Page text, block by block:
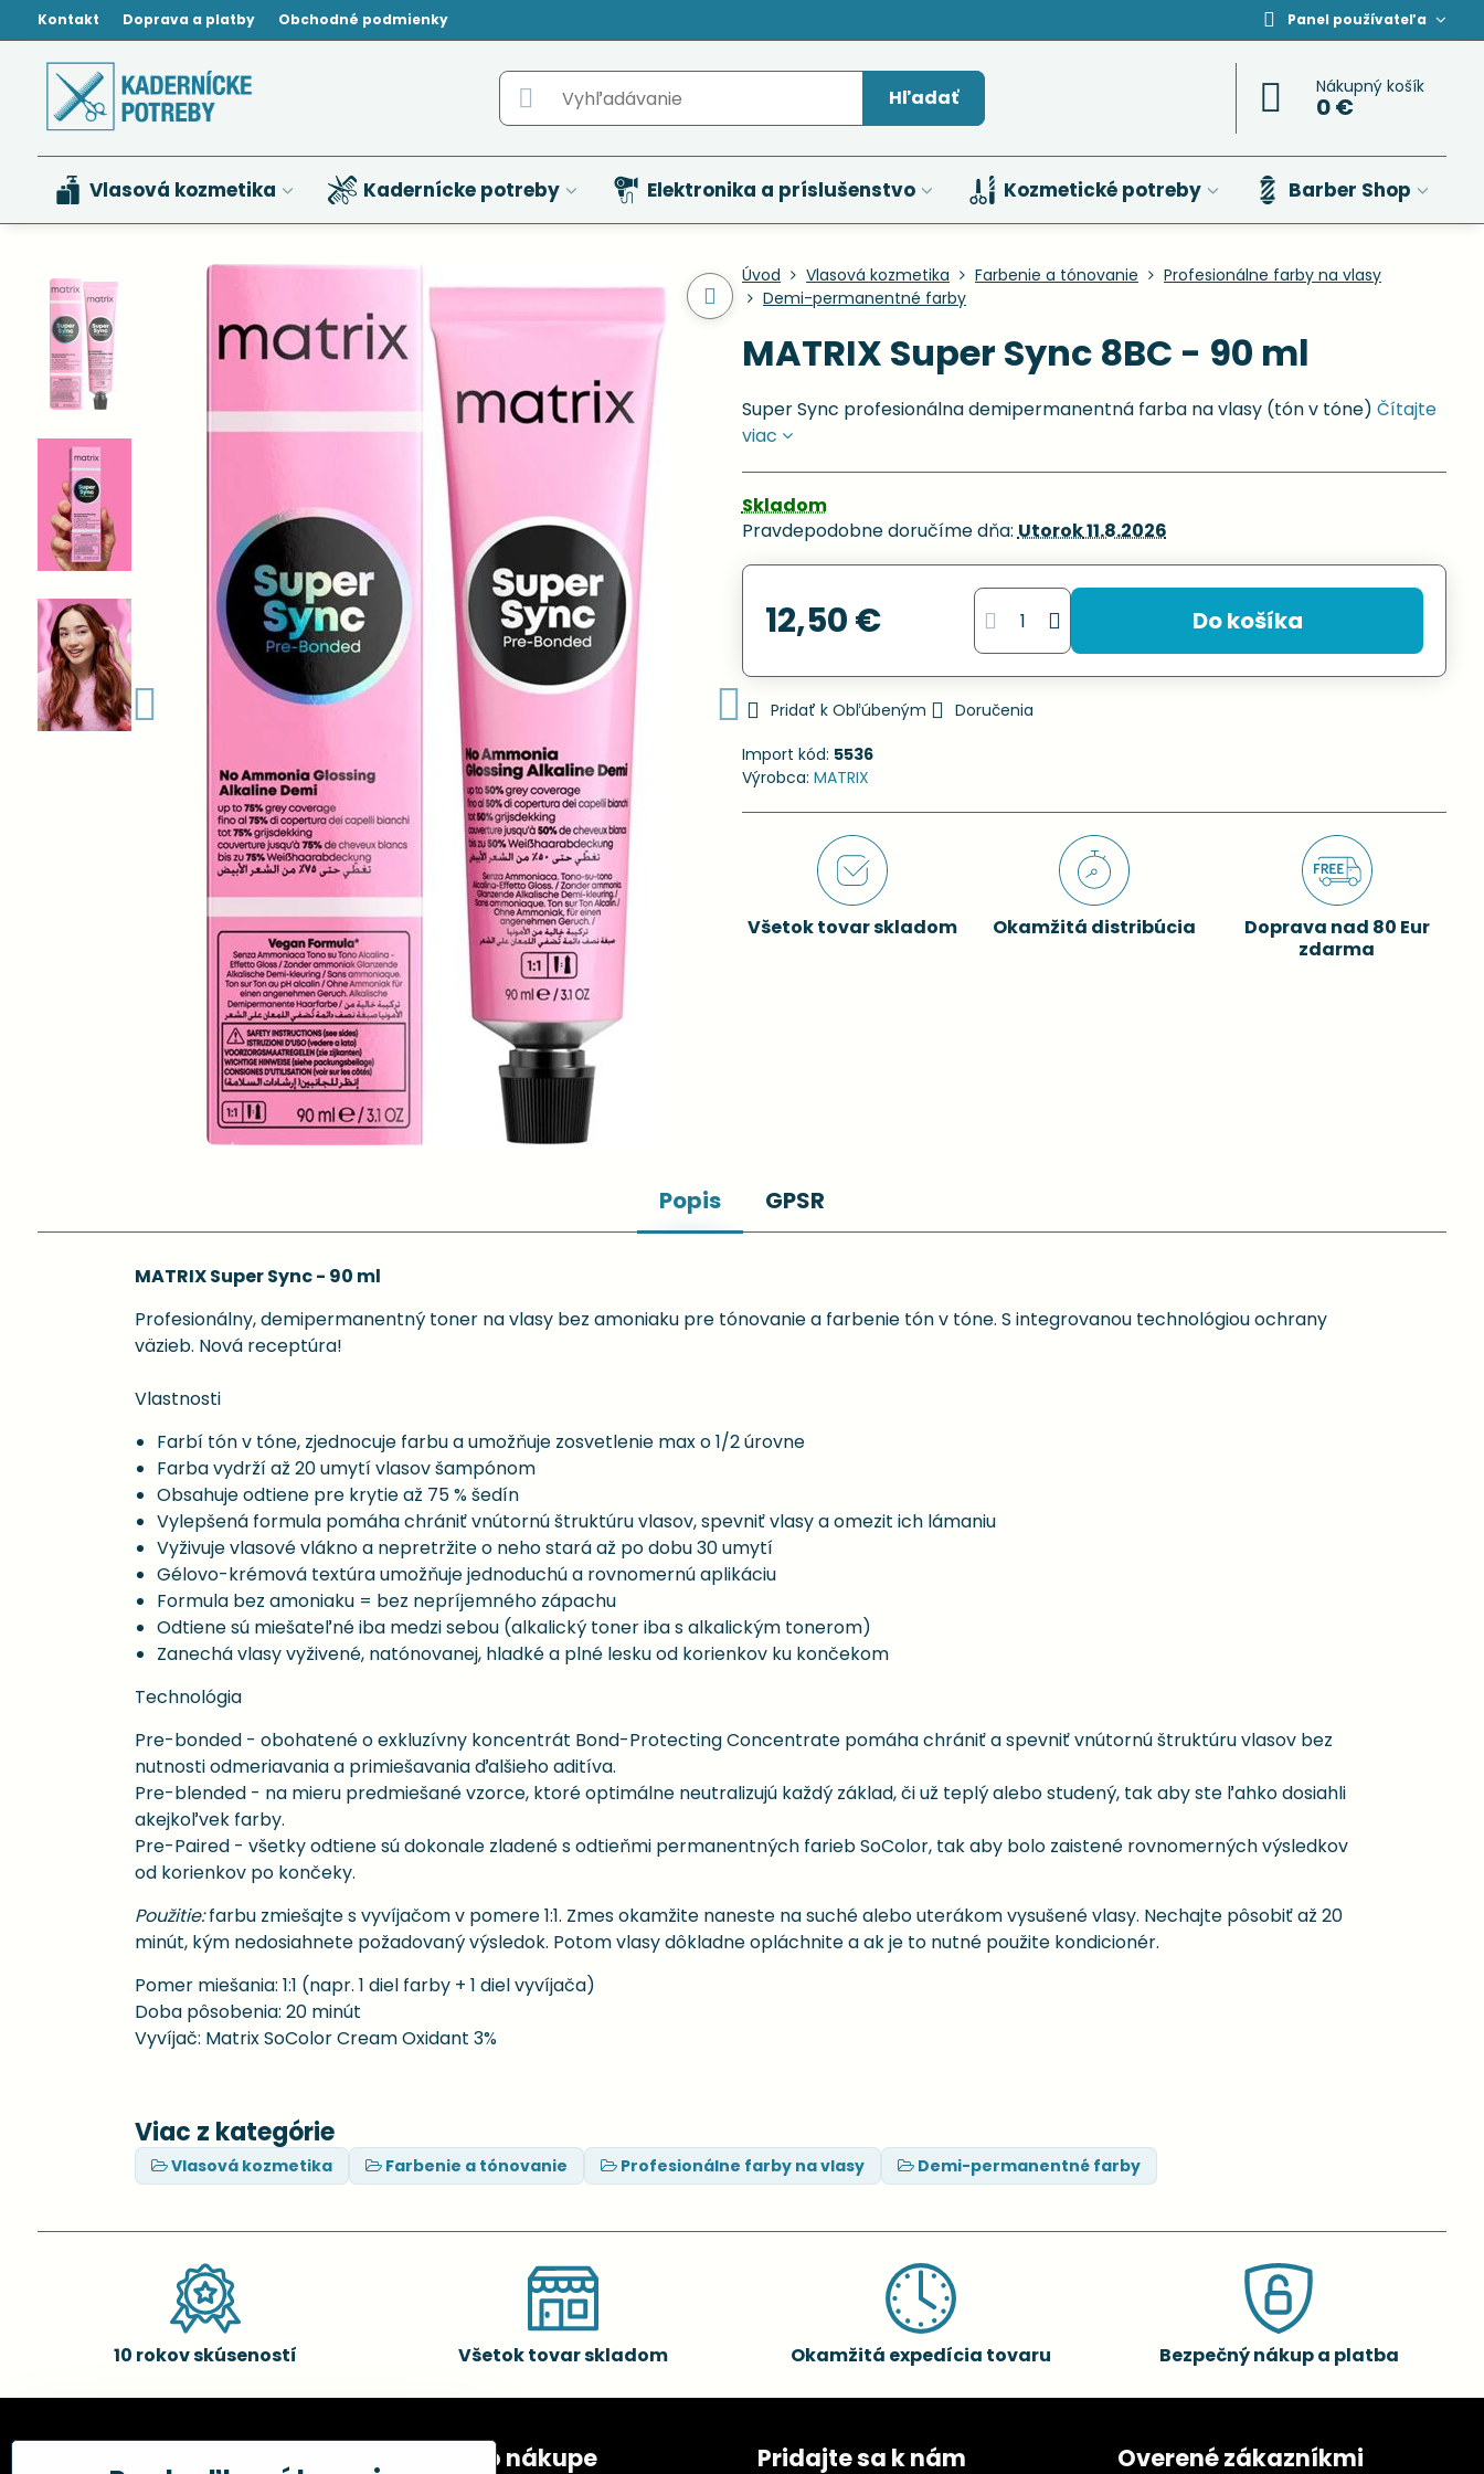
Kontakt Doprava a platby Obchodné podmienky Panel používateľa
Hľadať Nákupný košík
0 €
Vlasová kozmetika Kadernícke potreby Elektronika a príslušenstvo Kozmetické potreby Barber Shop
Úvod Vlasová kozmetika Farbenie a tónovanie
Profesionálne farby na vlasy
Demi-permanentné farby
MATRIX Super Sync 8BC - 90 ml
Super Sync profesionálna demipermanentná farba na vlasy (tón v tóne) Čítajte
viac
Skladom
Pravdepodobne doručíme dňa:Utorok11.8.2026
12,50 € Do košíka
Pridať k Obľúbeným
Doručenia
Import kód: 5536
Výrobca: MATRIX
Všetok tovar skladom Okamžitá distribúcia
Doprava nad 80 Eur
zdarma
Popis GPSR
MATRIX Super Sync - 90 ml
Profesionálny, demipermanentný toner na vlasy bez amoniaku pre tónovanie a farbenie tón v tóne. S integrovanou technológiou ochrany
väzieb. Nová receptúra!
Vlastnosti
Farbí tón v tóne, zjednocuje farbu a umožňuje zosvetlenie max o 1/2 úrovne
Farba vydrží až 20 umytí vlasov šampónom
Obsahuje odtiene pre krytie až 75 % šedín
Vylepšená formula pomáha chrániť vnútornú štruktúru vlasov, spevniť vlasy a omezit ich lámaniu
Vyživuje vlasové vlákno a nepretržite o neho stará až po dobu 30 umytí
Gélovo-krémová textúra umožňuje jednoduchú a rovnomernú aplikáciu
Formula bez amoniaku = bez nepríjemného zápachu
Odtiene sú miešateľné iba medzi sebou (alkalický toner iba s alkalickým tonerom)
Zanechá vlasy vyživené, natónovanej, hladké a plné lesku od korienkov ku končekom
Technológia
Pre-bonded - obohatené o exkluzívny koncentrát Bond-Protecting Concentrate pomáha chrániť a spevniť vnútornú štruktúru vlasov bez
nutnosti odmeriavania a primiešavania ďalšieho aditíva.
Pre-blended - na mieru predmiešané vzorce, ktoré optimálne neutralizujú každý základ, či už teplý alebo studený, tak aby ste ľahko dosiahli
akejkoľvek farby.
Pre-Paired - všetky odtiene sú dokonale zladené s odtieňmi permanentných farieb SoColor, tak aby bolo zaistené rovnomerných výsledkov
od korienkov po končeky.
Použitie:farbu zmiešajte s vyvíjačom v pomere 1:1. Zmes okamžite naneste na suché alebo uterákom vysušené vlasy. Nechajte pôsobiť až 20
minút, kým nedosiahnete požadovaný výsledok. Potom vlasy dôkladne opláchnite a ak je to nutné použite kondicionér.
Pomer miešania: 1:1 (napr. 1 diel farby + 1 diel vyvíjača)
Doba pôsobenia: 20 minút
Vyvíjač: Matrix SoColor Cream Oxidant 3%
Viac z kategórie
Vlasová kozmetika Farbenie a tónovanie Profesionálne farby na vlasy Demi-permanentné farby
10 rokov skúseností Všetok tovar skladom Okamžitá expedícia tovaru Bezpečný nákup a platba
Kadernícke potreby, s.r.o. Všetko o nákupe Pridajte sa k nám Overené zákazníkmi